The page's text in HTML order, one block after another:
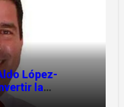
López-
la